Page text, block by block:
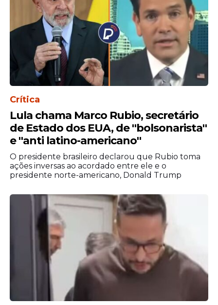
primeira via. O cidadão deve seguir três
etapas simples:
Agendar atendimentoem um posto
oficial (SAC, Instituto de Identificação
Comparecer com acertidão de
nascimento
ou casamento;
Acompanhar e retirar o documento
dentro do prazo fornecido pelo órgão
emissor.
A recomendação para todo o Brasil é evitar
deixar para o último momento,
especialmente considerando possíveis
Crítica
Lula chama Marco Rubio, secretário
de Estado dos EUA, de ''bolsonarista''
e ''anti latino-americano''
O presidente brasileiro declarou que Rubio toma
ações inversas ao acordado entre ele e o
presidente norte-americano, Donald Trump